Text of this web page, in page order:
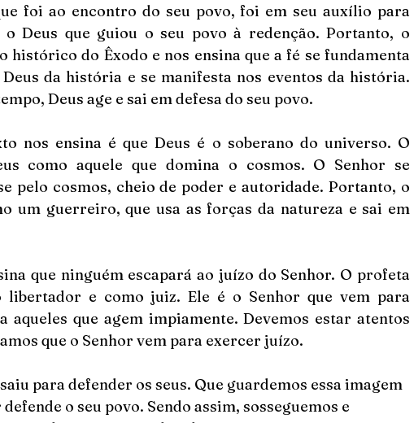
foi ao encontro do seu povo, foi em seu auxílio para
o Deus que guiou o seu povo à redenção. Portanto, o
do Êxodo e nos ensina que a fé se fundamenta
da história e se manifesta nos eventos da história.
Deus age e sai em defesa do seu povo.
nos ensina é que Deus é o soberano do universo. O
como aquele que domina o cosmos. O Senhor se
pelo cosmos, cheio de poder e autoridade. Portanto, o
um guerreiro, que usa as forças da natureza e sai em
que ninguém escapará ao juízo do Senhor. O profeta
libertador e como juiz. Ele é o Senhor que vem para
aqueles que agem impiamente. Devemos estar atentos
que o Senhor vem para exercer juízo.
para defender os seus. Que guardemos essa imagem
o seu povo. Sendo assim, sosseguemos e